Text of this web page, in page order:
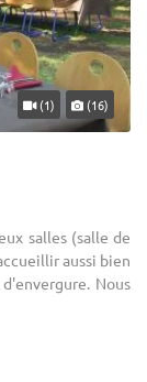
(1) (16)
salles (salle de
aussi bien
Nous